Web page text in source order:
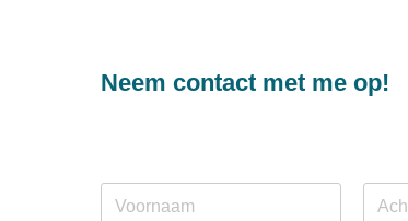
Neem contact met me op!